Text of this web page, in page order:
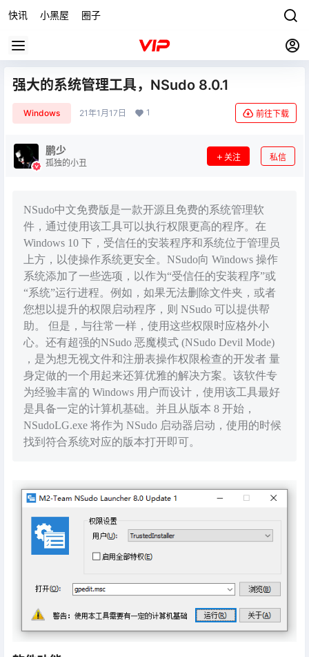
快讯 小黑屋 圈子
强大的系统管理工具，NSudo 8.0.1
Windows 21年1月17日 1 前往下载
鹏少
孤独的小丑
关注 私信
NSudo中文免费版是一款开源且免费的系统管理软
件，通过使用该工具可以执行权限更高的程序。在
Windows 10 下，受信任的安装程序和系统位于管理员
上方，以使操作系统更安全。NSudo向 Windows 操作
系统添加了一些选项，以作为“受信任的安装程序”或
“系统”运行进程。例如，如果无法删除文件夹，或者
您想以提升的权限启动程序，则 NSudo 可以提供帮
助。 但是，与往常一样，使用这些权限时应格外小
心。还有超强的NSudo 恶魔模式 (NSudo Devil Mode)
，是为想无视文件和注册表操作权限检查的开发者 量
身定做的一个用起来还算优雅的解决方案。该软件专
为经验丰富的 Windows 用户而设计，使用该工具最好
是具备一定的计算机基础。并且从版本 8 开始，
NSudoLG.exe 将作为 NSudo 启动器启动，使用的时候
找到符合系统对应的版本打开即可。